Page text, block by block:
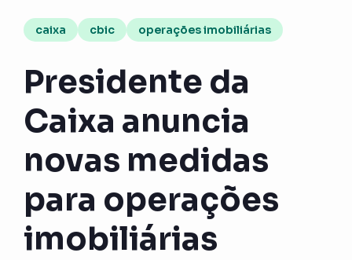
caixa cbic operações imobiliárias
Presidente da
Caixa anuncia
novas medidas
para operações
imobiliárias